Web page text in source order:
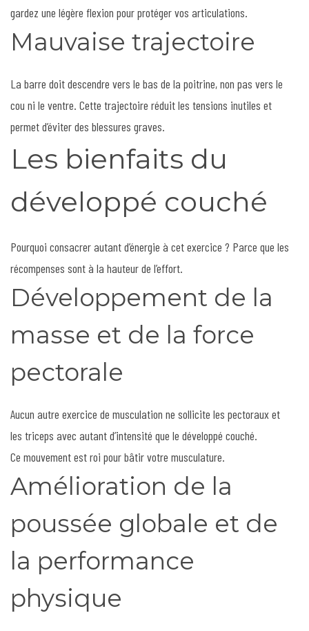
gardez une légère flexion pour protéger vos articulations.
Mauvaise trajectoire
La barre doit descendre vers le bas de la poitrine, non pas vers le
cou ni le ventre. Cette trajectoire réduit les tensions inutiles et
permet d’éviter des blessures graves.
Les bienfaits du
développé couché
Pourquoi consacrer autant d’énergie à cet exercice ? Parce que les
récompenses sont à la hauteur de l’effort.
Développement de la
masse et de la force
pectorale
Aucun autre exercice de musculation ne sollicite les pectoraux et
les triceps avec autant d’intensité que le développé couché.
Ce mouvement est roi pour bâtir votre musculature.
Amélioration de la
poussée globale et de
la performance
physique